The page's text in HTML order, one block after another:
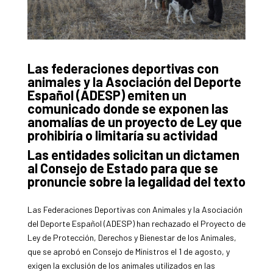
Las federaciones deportivas con
animales y la Asociación del Deporte
Español (ADESP) emiten un
comunicado donde se exponen las
anomalías de un proyecto de Ley que
prohibiría o limitaría su actividad
Las entidades solicitan un dictamen
al Consejo de Estado para que se
pronuncie sobre la legalidad del texto
Las Federaciones Deportivas con Animales y la Asociación
del Deporte Español (ADESP) han rechazado el Proyecto de
Ley de Protección, Derechos y Bienestar de los Animales,
que se aprobó en Consejo de Ministros el 1 de agosto, y
exigen la exclusión de los animales utilizados en las